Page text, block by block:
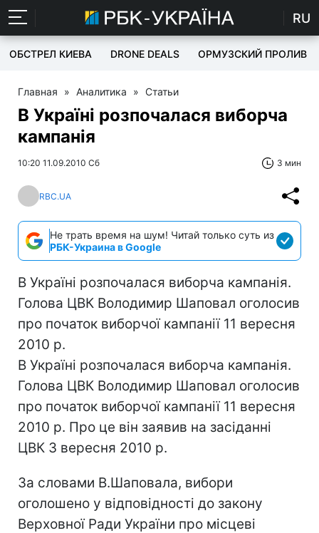
RU
ОБСТРЕЛ КИЕВА DRONE DEALS ОРМУЗСКИЙ ПРОЛИВ
Главная » Аналитика » Статьи
В Україні розпочалася виборча
кампанія
10:20 11.09.2010 Сб 3 мин
RBC.UA
Не трать время на шум! Читай только суть из
РБК-Украина в Google
В Україні розпочалася виборча кампанія.
Голова ЦВК Володимир Шаповал оголосив
про початок виборчої кампанії 11 вересня
2010 р.
В Україні розпочалася виборча кампанія.
Голова ЦВК Володимир Шаповал оголосив
про початок виборчої кампанії 11 вересня
2010 р. Про це він заявив на засіданні
ЦВК 3 вересня 2010 р.
За словами В.Шаповала, вибори
оголошено у відповідності до закону
Верховної Ради України про місцеві